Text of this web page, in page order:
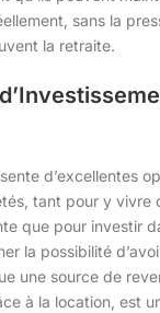
sans la
la retraite.
d’excellentes
tant pour y vivre
que pour investir
la possibilité
une source de
à la location, est